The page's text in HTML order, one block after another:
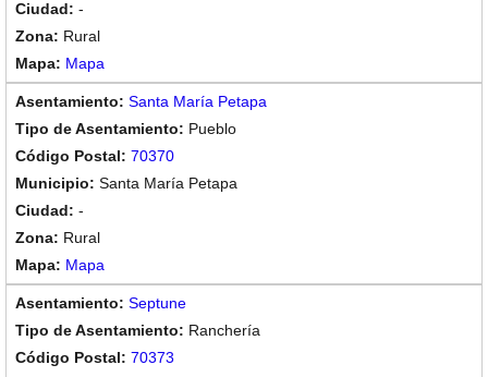
-
Rural
Mapa
Santa María Petapa
Pueblo
70370
Santa María Petapa
-
Rural
Mapa
Septune
Ranchería
70373